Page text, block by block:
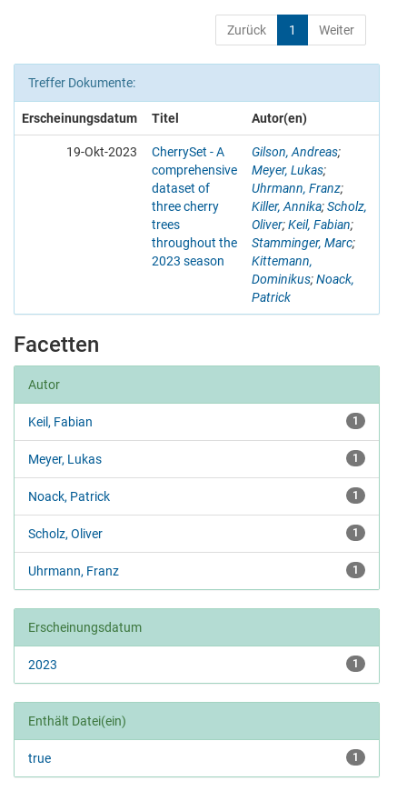
Zurück 1 Weiter
Treffer Dokumente:
Erscheinungsdatum Titel Autor(en)
19-Okt-2023
CherrySet - A
comprehensive
dataset of
three cherry
trees
throughout the
2023 season
Gilson, Andreas;
Meyer, Lukas;
Uhrmann, Franz;
Killer, Annika;Scholz,
Oliver;Keil, Fabian;
Stamminger, Marc;
Kittemann,
Dominikus;Noack,
Patrick
Facetten
Autor
1
Keil, Fabian
1
Meyer, Lukas
1
Noack, Patrick
1
Scholz, Oliver
1
Uhrmann, Franz
Erscheinungsdatum
1
2023
Enthält Datei(ein)
1
true